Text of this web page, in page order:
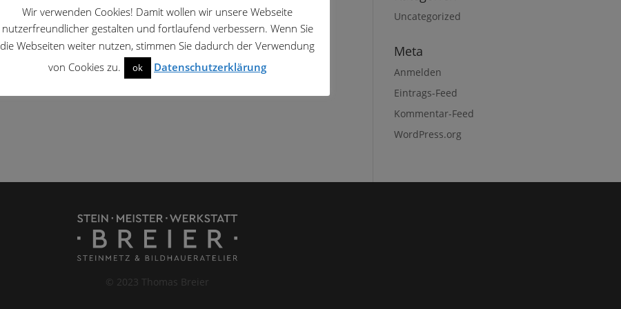
Uncategorized
Meta
Anmelden
Eintrags-Feed
Kommentar-Feed
WordPress.org
© 2023 Thomas Breier
Wir verwenden Cookies! Damit wollen wir unsere Webseite
nutzerfreundlicher gestalten und fortlaufend verbessern. Wenn Sie
die Webseiten weiter nutzen, stimmen Sie dadurch der Verwendung
von Cookies zu.
ok Datenschutzerklärung